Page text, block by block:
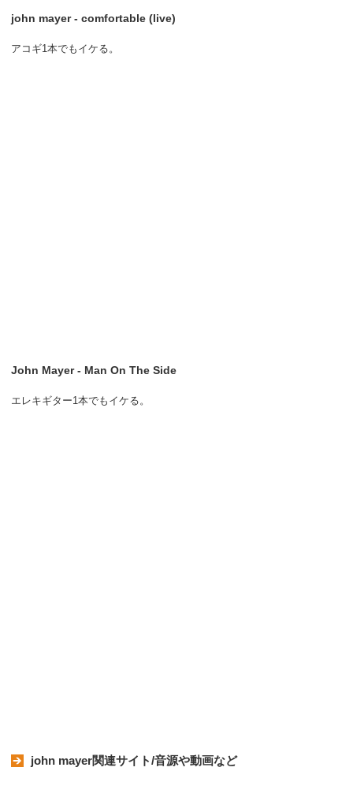
john mayer - comfortable (live)
アコギ1本でもイケる。
John Mayer - Man On The Side
エレキギター1本でもイケる。
john mayer関連サイト/音源や動画など